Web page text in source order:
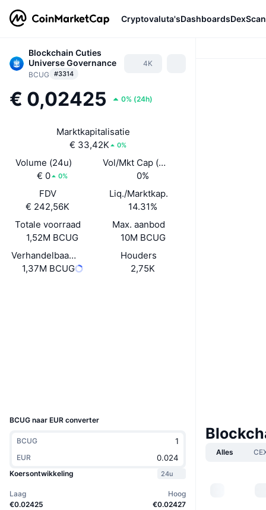
Cryptovaluta'sDashboardsDexScan
Blockchain Cuties
Universe Governance
BCUG #3314
4K
€ 0,02425 0% (24h)
Marktkapitalisatie
€ 33,42K
0%
Volume (24u)
€ 0
0%
Vol/Mkt Cap (24u)
0%
FDV
€ 242,56K
Liq./Marktkap.
14.31%
Totale voorraad
1,52M BCUG
Max. aanbod
10M BCUG
Verhandelbaar aanbod
1,37M BCUG
Houders
2,75K
BCUG naar EUR converter
BCUG
EUR
Koersontwikkeling
24u
Laag
€0.02425
Hoog
€0.02427
Alles